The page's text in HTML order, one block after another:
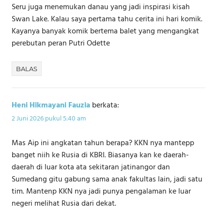
Seru juga menemukan danau yang jadi inspirasi kisah
Swan Lake. Kalau saya pertama tahu cerita ini hari komik.
Kayanya banyak komik bertema balet yang mengangkat
perebutan peran Putri Odette
BALAS
Heni Hikmayani Fauziaberkata:
2 Juni 2026 pukul 5:40 am
Mas Aip ini angkatan tahun berapa? KKN nya mantepp
banget niih ke Rusia di KBRI. Biasanya kan ke daerah-
daerah di luar kota ata sekitaran jatinangor dan
Sumedang gitu gabung sama anak fakultas lain, jadi satu
tim. Mantenp KKN nya jadi punya pengalaman ke luar
negeri melihat Rusia dari dekat.